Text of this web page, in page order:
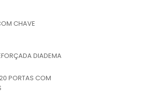
CHAVE
DIADEMA
PORTAS COM